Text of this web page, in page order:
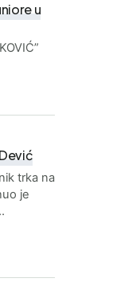
u
trka na
je